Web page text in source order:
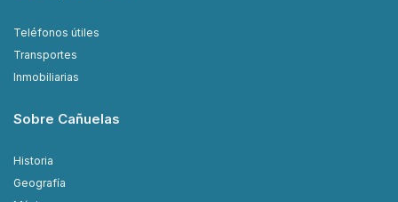
Teléfonos útiles
Transportes
Inmobiliarias
Sobre Cañuelas
Historia
Geografía